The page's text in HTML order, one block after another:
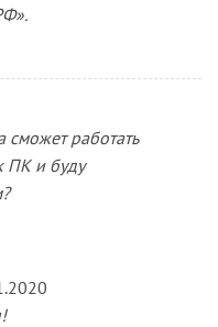
сможет работать
ПК и буду